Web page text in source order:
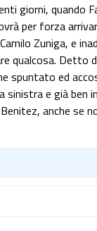
giorni, quando
per forza
Zuniga, e
qualcosa. Detto
spuntato ed
sinistra e già ben
anche se